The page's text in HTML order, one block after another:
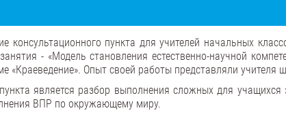
консультационного пункта для учителей начальных
- «Модель становления естественно-научной
«Краеведение». Опыт своей работы представляли
является разбор выполнения сложных для
ВПР по окружающему миру.